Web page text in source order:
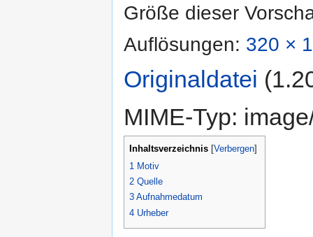
Größe dieser
Auflösungen: 320 ×
Originaldatei
MIME-Typ:
Inhaltsverzeichnis [Verbergen]
1 Motiv
2 Quelle
3 Aufnahmedatum
4 Urheber